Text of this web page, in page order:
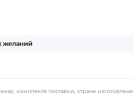
желаний
комплекте поставки, стране